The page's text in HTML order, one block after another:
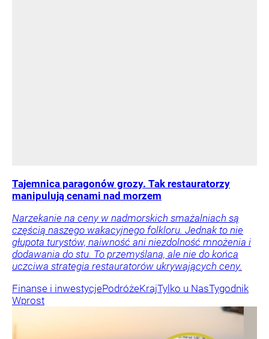
Tajemnica paragonów grozy. Tak restauratorzy
manipulują cenami nad morzem
Narzekanie na ceny w nadmorskich smażalniach są
częścią naszego wakacyjnego folkloru. Jednak to nie
głupota turystów, naiwność ani niezdolność mnożenia i
dodawania do stu. To przemyślana, ale nie do końca
uczciwa strategia restauratorów ukrywających ceny.
Finanse i inwestycjePodróżeKrajTylko u NasTygodnik
Wprost